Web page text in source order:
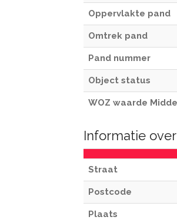
Oppervlakte pand
Omtrek pand
Pand nummer
Object status
WOZ waarde
Informatie
Straat
Postcode
Plaats